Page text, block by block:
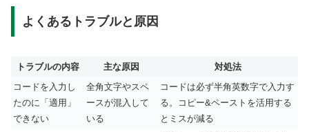
よくあるトラブルと原因
トラブルの内容 主な原因
対処法
コードを入力し
たのに「適用」
できない
全角文字やスペ
ースが混入して
いる
コードは必ず半角英数字で入力す
る。コピー&ペーストを活用する
とミスが減る